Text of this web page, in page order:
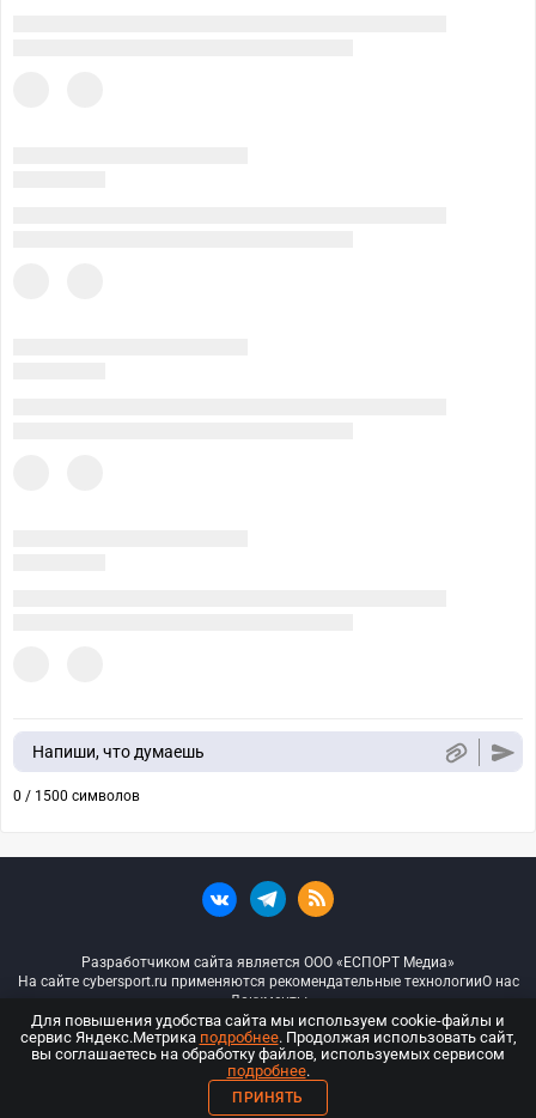
Напиши, что думаешь
0 / 1500 символов
Разработчиком сайта является ООО «ЕСПОРТ Медиа»
На сайте cybersport.ru применяются рекомендательные технологииО нас
Документы
© ООО «Киберспорт.ру» — Все права защищены
18+
Для повышения удобства сайта мы используем cookie-файлы и
сервис Яндекс.Метрика подробнее. Продолжая использовать сайт,
вы соглашаетесь на обработку файлов, используемых сервисом
подробнее.
ПРИНЯТЬ